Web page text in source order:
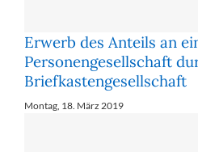
Erwerb des Anteils an
Personengesellschaft
Briefkastengesellschaft
Montag, 18. März 2019